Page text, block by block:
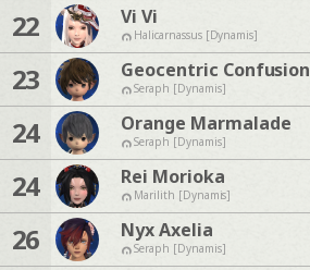
22 Vi Vi
Halicarnassus [Dynamis]
23 Geocentric Confusion
Seraph [Dynamis]
24 Orange Marmalade
Seraph [Dynamis]
24 Rei Morioka
Marilith [Dynamis]
26 Nyx Axelia
Seraph [Dynamis]